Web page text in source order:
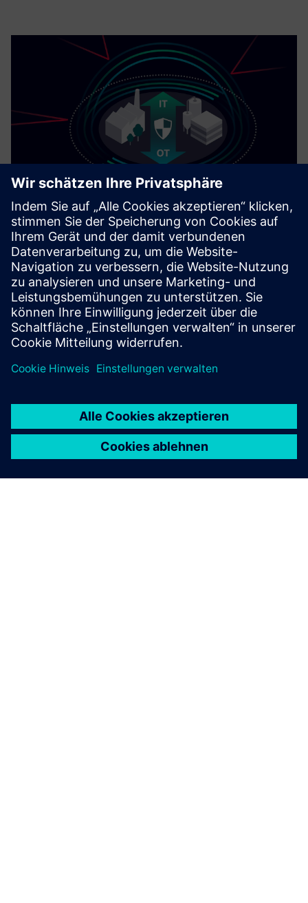
Cybersecurity für die Industrie
Informationen zur
Security
Um Anlagen, Systeme, Maschinen und Netzwerke vor
Cyberbedrohungen zu schützen, ist es notwendig, ein
Sicherheitskonzept zu implementieren — und
Lösungen von Siemens sind nur ein Element eines solchen
Konzepts. Weitere Informationen über industrielle
Sicherheit finden Sie unter.
Mehr erfahren